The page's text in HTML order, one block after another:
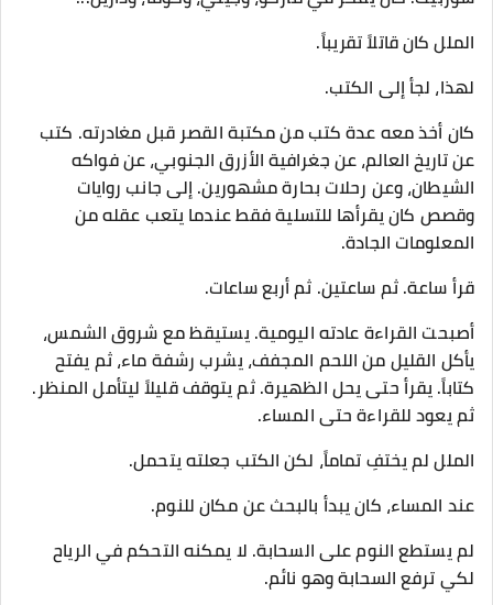
الملل كان قاتلاً تقريباً.
لهذا، لجأ إلى الكتب.
كان أخذ معه عدة كتب من مكتبة القصر قبل مغادرته. كتب
عن تاريخ العالم، عن جغرافية الأزرق الجنوبي، عن فواكه
الشيطان، وعن رحلات بحارة مشهورين. إلى جانب روايات
وقصص كان يقرأها للتسلية فقط عندما يتعب عقله من
المعلومات الجادة.
قرأ ساعة. ثم ساعتين. ثم أربع ساعات.
أصبحت القراءة عادته اليومية. يستيقظ مع شروق الشمس،
يأكل القليل من اللحم المجفف، يشرب رشفة ماء، ثم يفتح
كتاباً. يقرأ حتى يحل الظهيرة. ثم يتوقف قليلاً ليتأمل المنظر.
ثم يعود للقراءة حتى المساء.
الملل لم يختفِ تماماً، لكن الكتب جعلته يتحمل.
عند المساء، كان يبدأ بالبحث عن مكان للنوم.
لم يستطع النوم على السحابة. لا يمكنه التحكم في الرياح
لكي ترفع السحابة وهو نائم.